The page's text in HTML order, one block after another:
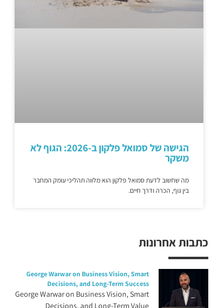
כתבות אחרונות
George Warwar on Business Vision, Smart
Decisions, and Long-Term Success
George Warwar on Business Vision, Smart
Decisions, and Long-Term Value
הגישה של סמואל פלקון ב-2026: הגוף לא
משקר
מה שחשוב לדעת סמואל פלקון הוא מלווה תהליכי עומק המחבר
בין גוף, הכרה ודרך חיים.